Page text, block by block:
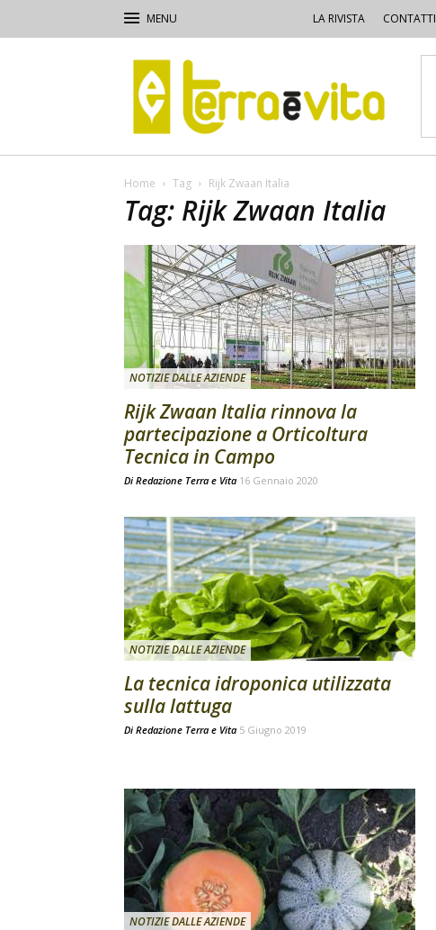
LA RIVISTA CONTATTI
Terra
e
Vita
Home Tag Rijk Zwaan Italia
Tag: Rijk Zwaan Italia
NOTIZIE DALLE AZIENDE
Rijk Zwaan Italia rinnova la
partecipazione a Orticoltura
Tecnica in Campo
Di Redazione Terra e Vita 16 Gennaio 2020
NOTIZIE DALLE AZIENDE
La tecnica idroponica utilizzata
sulla lattuga
Di Redazione Terra e Vita 5 Giugno 2019
NOTIZIE DALLE AZIENDE